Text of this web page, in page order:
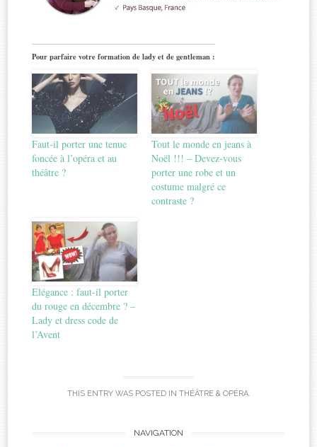
Pour parfaire votre formation de lady et de gentleman :
Faut-il porter une tenue
foncée à l’opéra et au
théâtre ?
Tout le monde en jeans à
Noël !!! – Devez-vous
porter une robe et un
costume malgré ce
contraste ?
Elégance : faut-il porter
du rouge en décembre ? –
Lady et dress code de
l’Avent
THIS ENTRY WAS POSTED IN THÉÂTRE & OPÉRA.
NAVIGATION